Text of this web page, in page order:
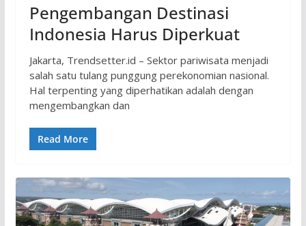
Pengembangan Destinasi
Indonesia Harus Diperkuat
Jakarta, Trendsetter.id – Sektor pariwisata menjadi
salah satu tulang punggung perekonomian nasional.
Hal terpenting yang diperhatikan adalah dengan
mengembangkan dan
Read More